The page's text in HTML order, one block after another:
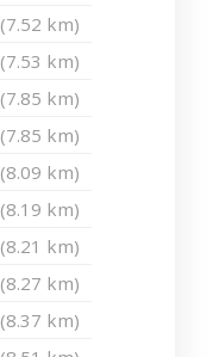
(7.52 km)
(7.53 km)
(7.85 km)
(7.85 km)
(8.09 km)
(8.19 km)
(8.21 km)
(8.27 km)
(8.37 km)